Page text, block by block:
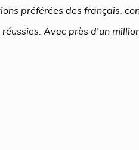
préférées des français,
Avec près d'un